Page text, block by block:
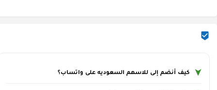
كيف أنضم إلى للاسهم السعوديه على واتساب؟